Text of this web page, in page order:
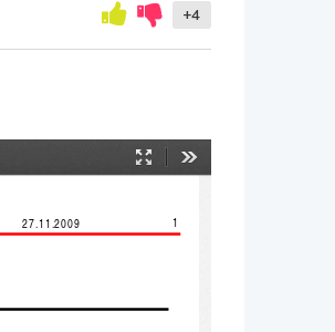
+4
Način
1
27.11.2009